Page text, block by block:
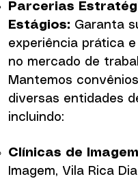
Parcerias
Estágios: Garanta
experiência prática
no mercado de
Mantemos
diversas entidades
incluindo:
Clínicas de Imagem
Imagem, Vila Rica